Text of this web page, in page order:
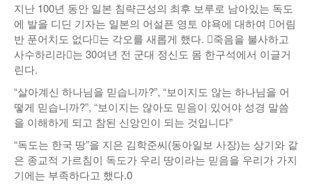
지난 100년 동안 일본 침략근성의 최후 보루로 남아있는 독도
에 발을 디딘 기자는 일본의 어설픈 영토 야욕에 대하여 󰡐어림
반 푼어치도 없다󰡑는 각오를 새롭게 했다. 󰡐죽음을 불사하고
사수하리라󰡑는 30여년 전 군대 정신도 몸 한구석에서 이글거
린다.
“살아계신 하나님을 믿습니까?”, “보이지도 않는 하나님을 어
떻게 믿습니까?”, “보이지는 않아도 믿음이 있어야 성경 말씀
을 이해하게 되고 참된 신앙인이 되는 것입니다”
“독도는 한국 땅”을 지은 김학준씨(동아일보 사장)는 상기와 같
은 종교적 가르침이 독도가 우리 땅이라는 믿음을 우리가 가지
기에는 부족하다고 했다.0